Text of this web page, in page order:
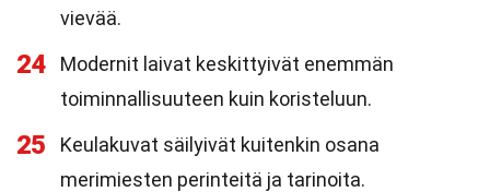
vievää.
24
Modernit laivat keskittyivät enemmän
toiminnallisuuteen kuin koristeluun.
25
Keulakuvat säilyivät kuitenkin osana
merimiesten perinteitä ja tarinoita.